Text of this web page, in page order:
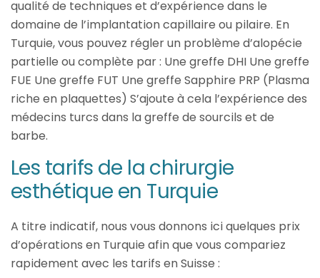
qualité de techniques et d’expérience dans le
domaine de l’implantation capillaire ou pilaire. En
Turquie, vous pouvez régler un problème d’alopécie
partielle ou complète par : Une greffe DHI Une greffe
FUE Une greffe FUT Une greffe Sapphire PRP (Plasma
riche en plaquettes) S’ajoute à cela l’expérience des
médecins turcs dans la greffe de sourcils et de
barbe.
Les tarifs de la chirurgie
esthétique en Turquie
A titre indicatif, nous vous donnons ici quelques prix
d’opérations en Turquie afin que vous compariez
rapidement avec les tarifs en Suisse :